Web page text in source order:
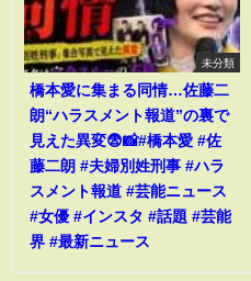
未分類
橋本愛に集まる同情…佐藤二
朗“ハラスメント報道”の裏で
見えた異変😨📸#橋本愛 #佐
藤二朗 #夫婦別姓刑事 #ハラ
スメント報道 #芸能ニュース
#女優 #インスタ #話題 #芸能
界 #最新ニュース